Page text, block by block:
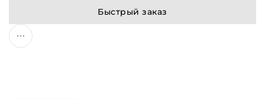
Быстрый заказ